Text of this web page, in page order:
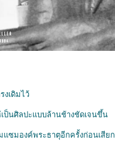
งเดิมไว้
ป็นศิลปะแบบล้านช้างชัดเจนขึ้น
แซมองค์พระธาตุอีกครั้งก่อนเสียก